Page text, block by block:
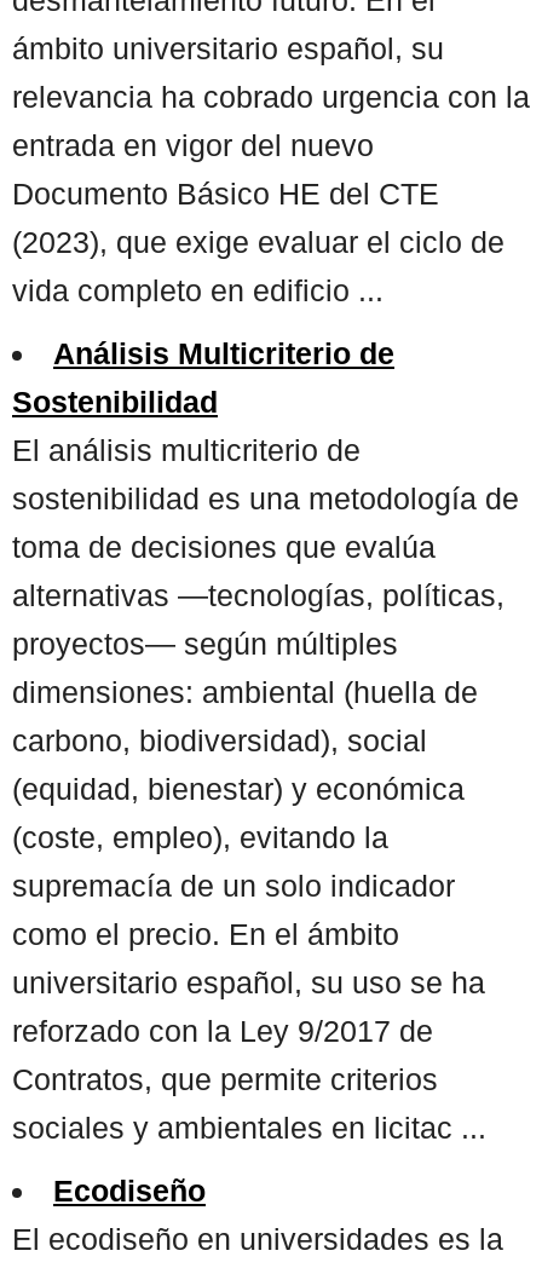
ámbito universitario español, su
relevancia ha cobrado urgencia con la
entrada en vigor del nuevo
Documento Básico HE del CTE
(2023), que exige evaluar el ciclo de
vida completo en edificio ...
Análisis Multicriterio de
Sostenibilidad
El análisis multicriterio de
sostenibilidad es una metodología de
toma de decisiones que evalúa
alternativas —tecnologías, políticas,
proyectos— según múltiples
dimensiones: ambiental (huella de
carbono, biodiversidad), social
(equidad, bienestar) y económica
(coste, empleo), evitando la
supremacía de un solo indicador
como el precio. En el ámbito
universitario español, su uso se ha
reforzado con la Ley 9/2017 de
Contratos, que permite criterios
sociales y ambientales en licitac ...
Ecodiseño
El ecodiseño en universidades es la